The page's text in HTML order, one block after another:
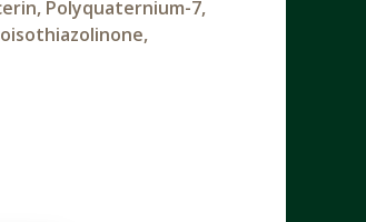
Polyquaternium-7,